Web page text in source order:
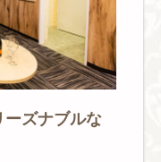
ーズナブルな